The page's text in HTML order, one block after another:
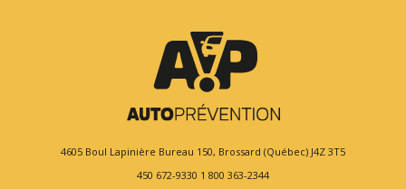
4605 Boul Lapinière Bureau 150, Brossard (Québec) J4Z 3T5
450 672-9330 1 800 363-2344